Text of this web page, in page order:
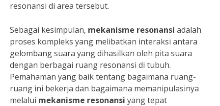
resonansi di area tersebut.
Sebagai kesimpulan, mekanisme resonansi adalah
proses kompleks yang melibatkan interaksi antara
gelombang suara yang dihasilkan oleh pita suara
dengan berbagai ruang resonansi di tubuh.
Pemahaman yang baik tentang bagaimana ruang-
ruang ini bekerja dan bagaimana memanipulasinya
melalui mekanisme resonansi yang tepat